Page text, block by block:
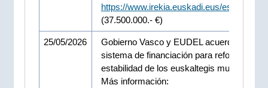
https://www.irekia.euskadi.eus/es/news/
(37.500.000.- €)
25/05/2026
Gobierno Vasco y EUDEL acuerdan un
sistema de financiación para reforzar la
estabilidad de los euskaltegis municipales.
Más información: